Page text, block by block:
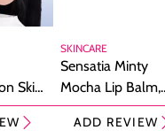
Skin
SKINCARE
Sensatia Minty
Mocha Lip Balm,
Pelembap Bibir
dengan Aroma
ADD REVIEW